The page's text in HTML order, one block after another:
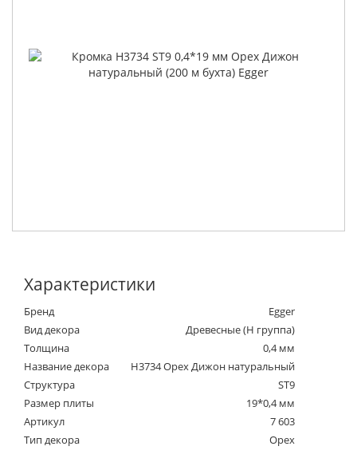
Характеристики
Бренд
Egger
Вид декора
Древесные (Н группа)
Толщина
0,4 мм
Название декора
H3734 Орех Дижон натуральный
Структура
ST9
Размер плиты
19*0,4 мм
Артикул
7 603
Тип декора
Орех